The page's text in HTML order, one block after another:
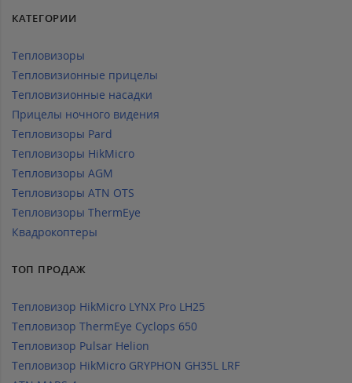
КАТЕГОРИИ
Тепловизоры
Тепловизионные прицелы
Тепловизионные насадки
Прицелы ночного видения
Тепловизоры Pard
Тепловизоры HikMicro
Тепловизоры AGM
Тепловизоры ATN OTS
Тепловизоры ThermEye
Квадрокоптеры
ТОП ПРОДАЖ
Тепловизор HikMicro LYNX Pro LH25
Тепловизор ThermEye Cyclops 650
Тепловизор Pulsar Helion
Тепловизор HikMicro GRYPHON GH35L LRF